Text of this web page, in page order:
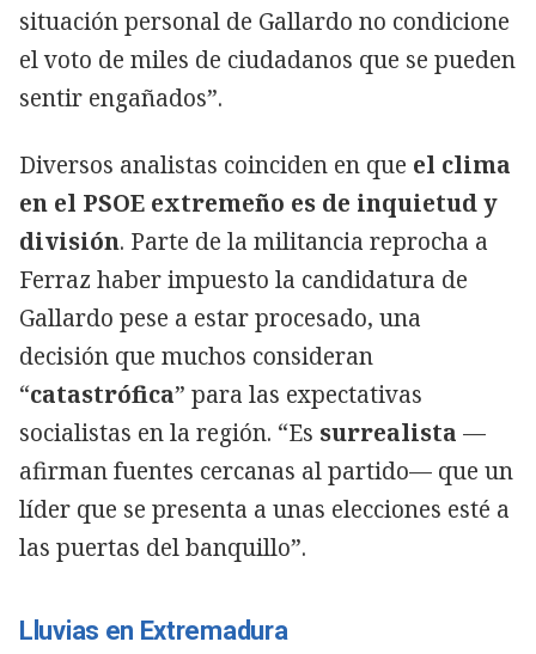
situación personal de Gallardo no condicione
el voto de miles de ciudadanos que se pueden
sentir engañados”.
Diversos analistas coinciden en que el clima
en el PSOE extremeño es de inquietud y
división. Parte de la militancia reprocha a
Ferraz haber impuesto la candidatura de
Gallardo pese a estar procesado, una
decisión que muchos consideran
“catastrófica” para las expectativas
socialistas en la región. “Es surrealista —
afirman fuentes cercanas al partido— que un
líder que se presenta a unas elecciones esté a
las puertas del banquillo”.
Lluvias en Extremadura